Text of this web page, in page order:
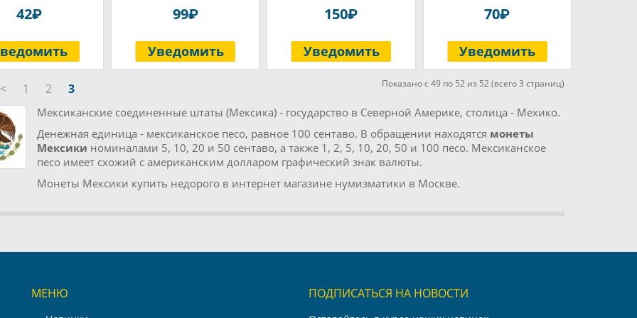
42P 99P
Уведомить
150P
Уведомить
70P
Уведомить
< 1 2 3 Показано с 49 по 52 из 52 (всего 3 страниц)
Мексиканские соединенные штаты (Мексика) - государство в Северной Америке, столица - Мехико.
Денежная единица - мексиканское песо, равное 100 сентаво. В обращении находятся монеты
Мексики номиналами 5, 10, 20 и 50 сентаво, а также 1, 2, 5, 10, 20, 50 и 100 песо. Мексиканское
песо имеет схожий с американским долларом графический знак валюты.
Монеты Мексики купить недорого в интернет магазине нумизматики в Москве.
МЕНЮ ПОДПИСАТЬСЯ НА НОВОСТИ